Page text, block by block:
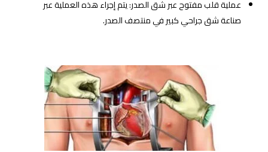
عملية قلب مفتوح عبر شق الصدر: يتم إجراء هذه العملية عبر
صناعة شق جراحي كبير في منتصف الصدر.